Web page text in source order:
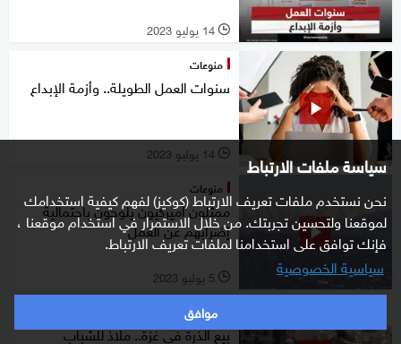
سياسة ملفات الارتباط
نحن نستخدم ملفات تعريف الارتباط (كوكيز) لفهم كيفية استخدامك
لموقعنا ولتحسين تجربتك. من خلال الاستمرار في استخدام موقعنا ،
فإنك توافق على استخدامنا لملفات تعريف الارتباط.
سياسية الخصوصية
موافق
l 14 يوليو 2023
منوعات
سنوات العمل الطويلة.. وأزمة الإبداع
l 14 يوليو 2023
منوعات
ممثلون أميركيون يلوحون باحتمالية
إضرابهم عن العمل
l 5 يوليو 2023
منوعات
بيع الذرة في غزة.. ملاذ للشباب